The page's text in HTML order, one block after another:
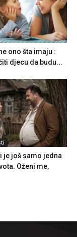
ono šta imaju :
djecu da budu...
je još samo jedna
Oženi me,